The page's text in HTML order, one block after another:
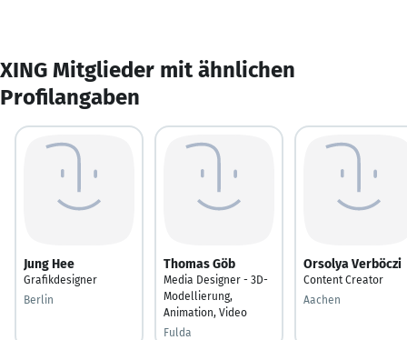
XING Mitglieder mit ähnlichen
Profilangaben
Jung Hee
Grafikdesigner
Berlin
Thomas Göb
Media Designer - 3D-
Modellierung,
Animation, Video
Fulda
Orsolya Verböczi
Content Creator
Aachen